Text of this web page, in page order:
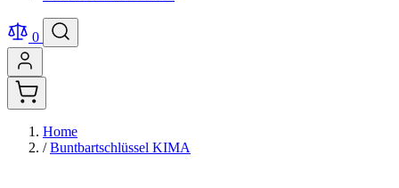
0
Home
/ Buntbartschlüssel KIMA